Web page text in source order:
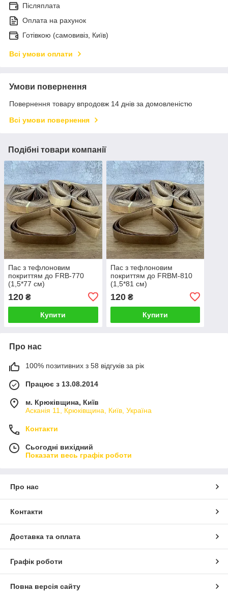
Післяплата
Оплата на рахунок
Готівкою (самовивіз, Київ)
Всі умови оплати
Умови повернення
Повернення товару впродовж 14 днів за домовленістю
Всі умови повернення
Подібні товари компанії
Пас з тефлоновим
покриттям до FRB-770
(1,5*77 см)
120 ₴
Купити
Пас з тефлоновим
покриттям до FRBM-810
(1,5*81 см)
120₴
Купити
Про нас
100% позитивних з 58 відгуків за рік
Працює з 13.08.2014
м. Крюківщина, Київ
Асканія 11, Крюківщина, Київ, Україна
Контакти
Сьогодні вихідний
Показати весь графік роботи
Про нас
Контакти
Доставка та оплата
Графік роботи
Повна версія сайту